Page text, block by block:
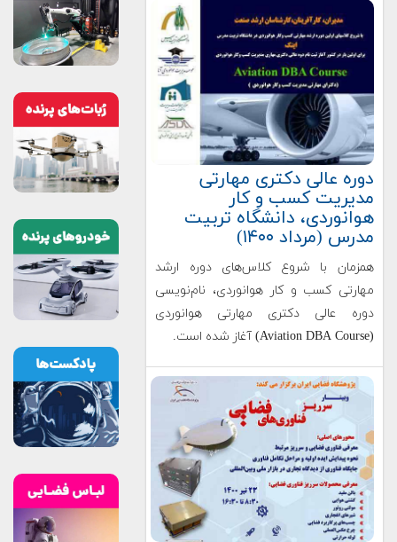
دوره عالی دکتری مهارتی
مدیریت کسب و کار
هوانوردی، دانشگاه تربیت
مدرس (مرداد ۱۴۰۰)
همزمان با شروع کلاس‌های دوره ارشد
مهارتی کسب و کار هوانوردی، نام‌نویسی
دوره عالی دکتری مهارتی هوانوردی
(Aviation DBA Course) آغاز شده است.